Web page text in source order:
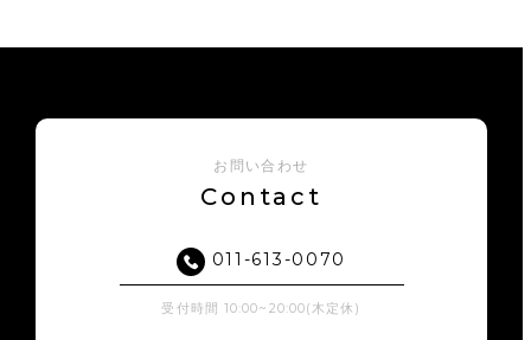
お問い合わせ
Contact
011-613-0070
受付時間 10:00~20:00(木定休)